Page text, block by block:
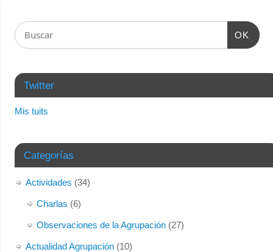
OK
Twitter
Mis tuits
Categorías
Actividades (34)
Charlas (6)
Observaciones de la Agrupación(27)
Actualidad Agrupación(10)